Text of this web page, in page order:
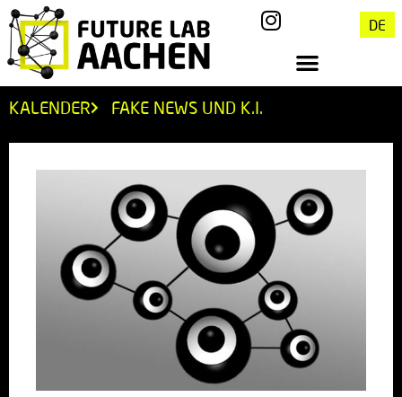
DE
KALENDER FAKE NEWS UND K.I.